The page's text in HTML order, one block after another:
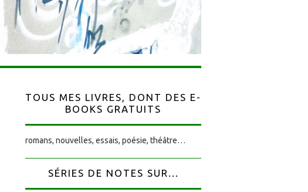
TOUS MES LIVRES, DONT DES E-
BOOKS GRATUITS
romans, nouvelles, essais, poésie, théâtre…
SÉRIES DE NOTES SUR...